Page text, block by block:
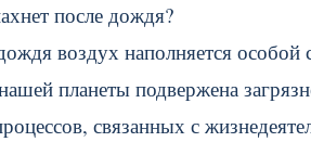
после дождя?
воздух наполняется
планеты подвержена
связанных с